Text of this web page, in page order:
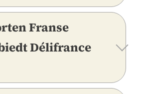
Franse
Délifrance